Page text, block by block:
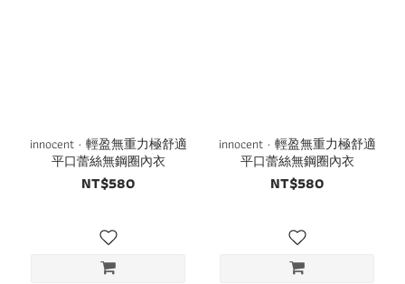
innocent · 輕盈無重力極舒適
平口蕾絲無鋼圈內衣
NT$580
innocent · 輕盈無重力極舒適
平口蕾絲無鋼圈內衣
NT$580